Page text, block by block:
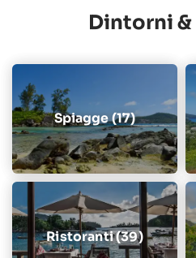
Dintorni
Spiagge (17)
Ristoranti (39)